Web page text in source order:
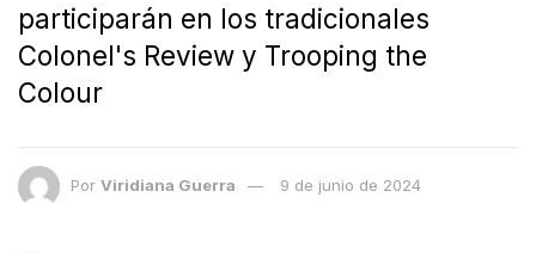
participarán en los tradicionales
Colonel's Review y Trooping the
Colour
Por Viridiana Guerra 9 de junio de 2024